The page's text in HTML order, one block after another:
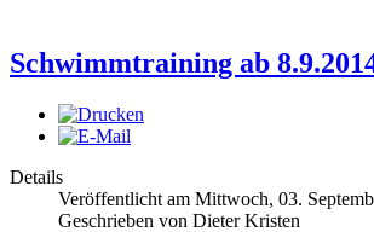
Schwimmtraining ab
Details
Veröffentlicht am Mittwoch, 03.
Geschrieben von Dieter Kristen